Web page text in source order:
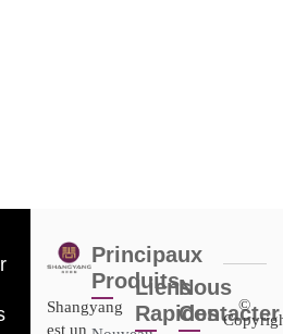
Shangyang
est un
Principaux
Produits
Liens
Rapides
Nous
Contacter
©